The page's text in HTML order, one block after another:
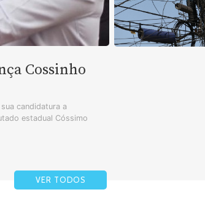
Cossinho
candidatura a
estadual Cóssimo
VER TODOS